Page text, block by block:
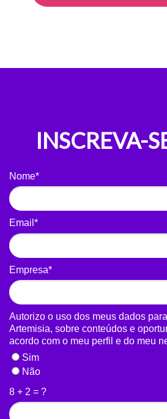
INSCREVA-
Nome*
Email*
Empresa*
Autorizo o uso dos meus dados
Artemisia, sobre conteúdos e
acordo com o meu perfil e do meu
Sim
Não
8 + 2 = ?